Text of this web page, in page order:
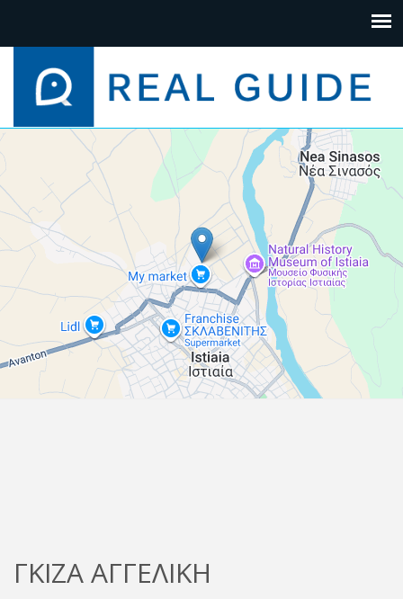
Leaflet | Map data © Google
ΓΚΙΖΑ ΑΓΓΕΛΙΚΗ